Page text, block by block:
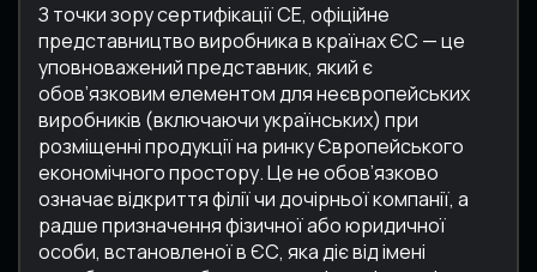
З точки зору сертифікації CE, офіційне
представництво виробника в країнах ЄС — це
уповноважений представник, який є
обов’язковим елементом для неєвропейських
виробників (включаючи українських) при
розміщенні продукції на ринку Європейського
економічного простору. Це не обов’язково
означає відкриття філії чи дочірньої компанії, а
радше призначення фізичної або юридичної
особи, встановленої в ЄС, яка діє від імені